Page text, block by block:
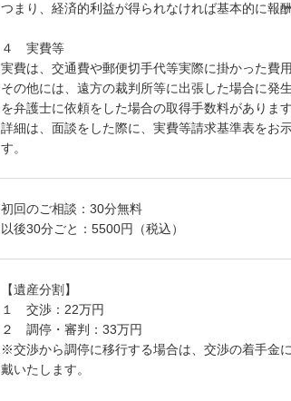
つまり、経済的利益が得られなければ基本的に報
４ 実費等
実費は、交通費や郵便切手代等実際に掛かった費用
その他には、遠方の裁判所等に出張した場合に発
を弁護士に依頼をした場合の取得手数料があります
詳細は、面談をした際に、実費等請求基準表をお
す。
初回のご相談：30分無料
以後30分ごと：5500円（税込）
【遺産分割】
１ 交渉：22万円
２ 調停・審判：33万円
※交渉から調停に移行する場合は、交渉の着手金
戴いたします。